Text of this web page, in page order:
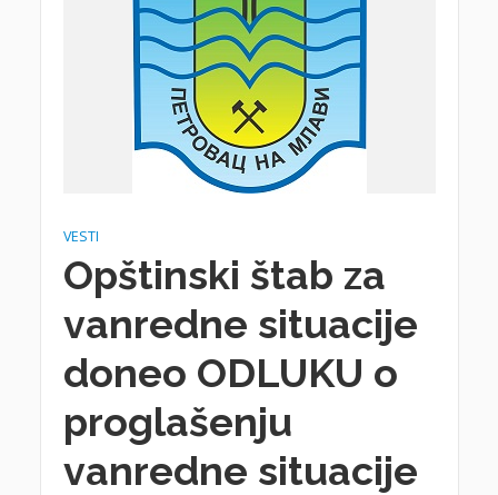
VESTI
Opštinski štab za
vanredne situacije
doneo ODLUKU o
proglašenju
vanredne situacije